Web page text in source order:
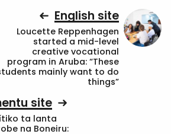
English site
Loucette Reppenhagen
started a mid-level
creative vocational
program in Aruba: “These
mainly want to do
things”
site
ta lanta
na Boneiru: